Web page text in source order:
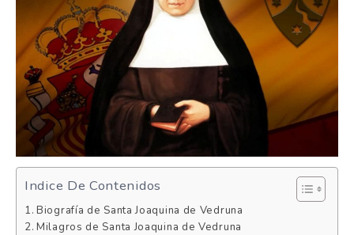
Indice De Contenidos
Biografía de Santa Joaquina de Vedruna
Milagros de Santa Joaquina de Vedruna